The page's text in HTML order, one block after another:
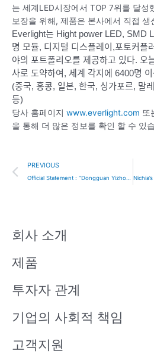
는 세계LED시장에서 TOP 7위를 달성
보장을 위해, 제품은 본사에서 직접 생
Everlight는 Hight power LED, SMD
명 모듈, 디지털 디스플레이,포토커플
야의 포트폴리오를 제공하고 있다. 오
사로 도약하여, 세계 각지에 6400명
(중국, 홍콩, 일본, 한국, 싱가포르, 말
등)
당사 홈페이지 www.everlight.com 또
을 통해 더 많은 정보를 확인 할 수 있
Prev
PREVIOUS
회사 소개
제품
투자자 관계
기업의 사회적 책임
고객지원